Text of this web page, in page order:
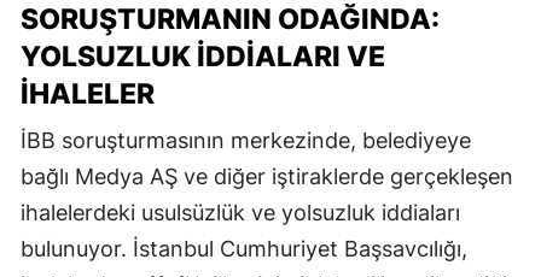
SORUŞTURMANIN ODAĞINDA:
YOLSUZLUK İDDIALARI VE
İHALELER
İBB soruşturmasının merkezinde, belediyeye
bağlı Medya AŞ ve diğer iştiraklerde gerçekleşen
ihalelerdeki usulsüzlük ve yolsuzluk iddiaları
bulunuyor. İstanbul Cumhuriyet Başsavcılığı,